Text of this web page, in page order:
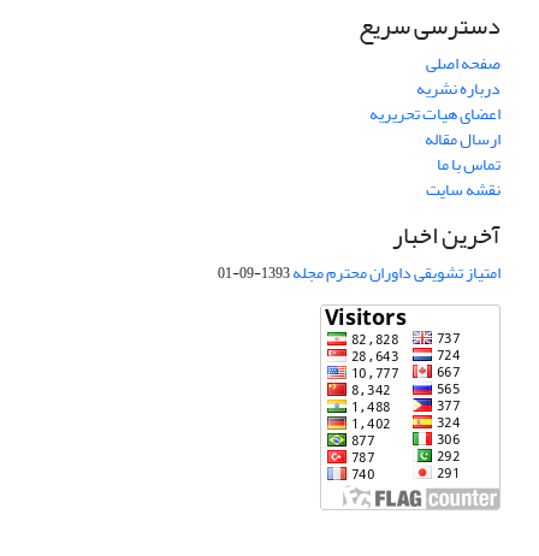
دسترسی سریع
صفحه اصلی
درباره نشریه
اعضای هیات تحریریه
ارسال مقاله
تماس با ما
نقشه سایت
آخرین اخبار
امتیاز تشویقی داوران محترم مجله1393-09-01